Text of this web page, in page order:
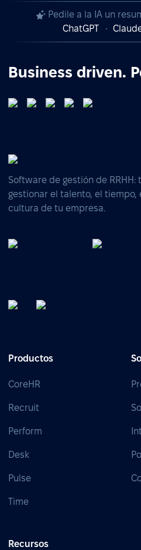
Pedile a la IA un
ChatGPT
Business driven.
Software de gestión de RRHH:
gestionar el talento, el tiempo,
cultura de tu empresa.
Productos
CoreHR
Recruit
Perform
Desk
Pulse
Time
Recursos